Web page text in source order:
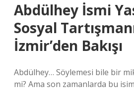
Abdülhey İsmi
Sosyal
İzmir’den Bakışı
Abdülhey… Söylemesi bile bir
mi? Ama son zamanlarda bu